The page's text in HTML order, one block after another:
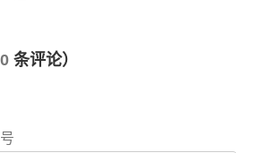
0条评论）